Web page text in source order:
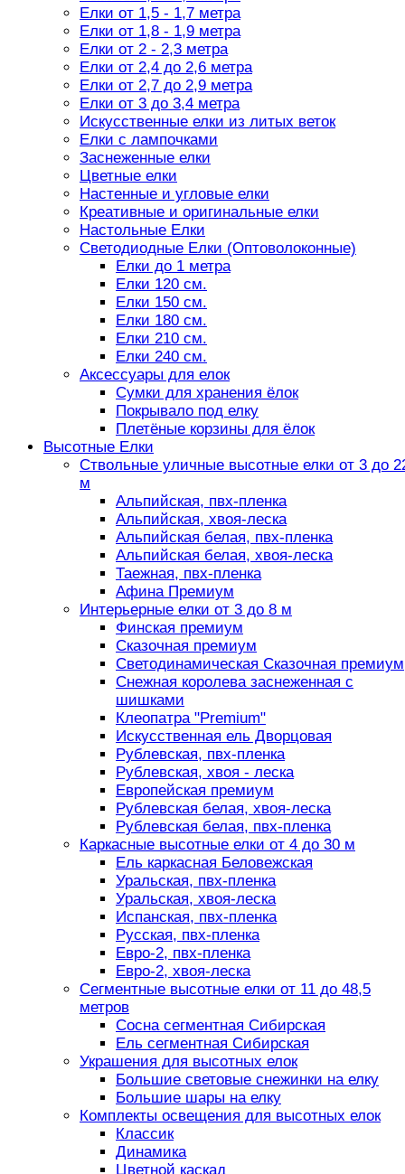
Елки от 1,5 - 1,7 метра
Елки от 1,8 - 1,9 метра
Елки от 2 - 2,3 метра
Елки от 2,4 до 2,6 метра
Елки от 2,7 до 2,9 метра
Елки от 3 до 3,4 метра
Искусственные елки из литых веток
Елки с лампочками
Заснеженные елки
Цветные елки
Настенные и угловые елки
Креативные и оригинальные елки
Настольные Елки
Светодиодные Елки (Оптоволоконные)
Елки до 1 метра
Елки 120 см.
Елки 150 см.
Елки 180 см.
Елки 210 см.
Елки 240 см.
Аксессуары для елок
Сумки для хранения ёлок
Покрывало под елку
Плетёные корзины для ёлок
Высотные Елки
Ствольные уличные высотные елки от 3 до
м
Альпийская, пвх-пленка
Альпийская, хвоя-леска
Альпийская белая, пвх-пленка
Альпийская белая, хвоя-леска
Таежная, пвх-пленка
Афина Премиум
Интерьерные елки от 3 до 8 м
Финская премиум
Сказочная премиум
Светодинамическая Сказочная премиум
Снежная королева заснеженная с
шишками
Клеопатра "Premium"
Искусственная ель Дворцовая
Рублевская, пвх-пленка
Рублевская, хвоя - леска
Европейская премиум
Рублевская белая, хвоя-леска
Рублевская белая, пвх-пленка
Каркасные высотные елки от 4 до 30 м
Ель каркасная Беловежская
Уральская, пвх-пленка
Уральская, хвоя-леска
Испанская, пвх-пленка
Русская, пвх-пленка
Евро-2, пвх-пленка
Евро-2, хвоя-леска
Сегментные высотные елки от 11 до 48,5
метров
Сосна сегментная Сибирская
Ель сегментная Сибирская
Украшения для высотных елок
Большие световые снежинки на елку
Большие шары на елку
Комплекты освещения для высотных елок
Классик
Динамика
Цветной каскад